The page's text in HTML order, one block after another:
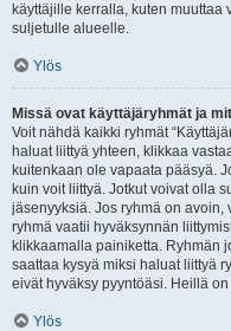
käyttäjille kerralla, kuten
suljetulle alueelle.
Ylös
Missä ovat käyttäjäryhmät ja
Voit nähdä kaikki ryhmät
haluat liittyä yhteen, klikkaa
kuitenkaan ole vapaata pääsyä.
kuin voit liittyä. Jotkut voivat olla
jäsenyyksiä. Jos ryhmä on
ryhmä vaatii hyväksynnän
klikkaamalla painiketta. Ryhmän
saattaa kysyä miksi haluat liittyä
eivät hyväksy pyyntöäsi. Heillä
Ylös